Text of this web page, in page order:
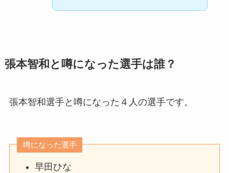
張本智和と噂になった選手は誰？
張本智和選手と噂になった４人の選手です。
噂になった選手
早田ひな